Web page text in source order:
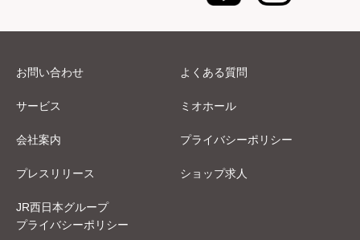
お問い合わせ よくある質問
サービス ミオホール
会社案内 プライバシーポリシー
プレスリリース ショップ求人
JR西日本グループ
プライバシーポリシー